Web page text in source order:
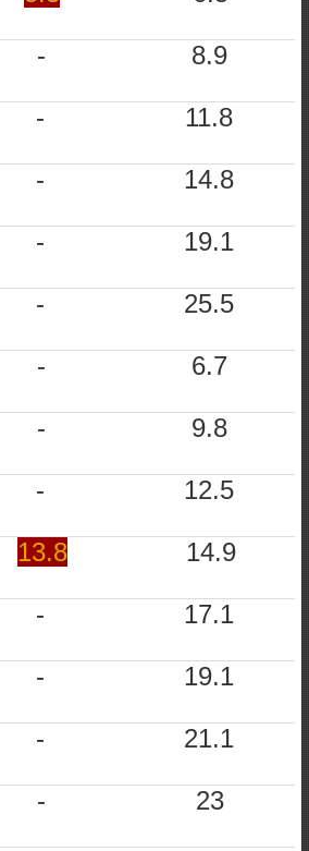
- 8.9
- 11.8
- 14.8
- 19.1
- 25.5
- 6.7
- 9.8
- 12.5
13.8 14.9
- 17.1
- 19.1
- 21.1
- 23